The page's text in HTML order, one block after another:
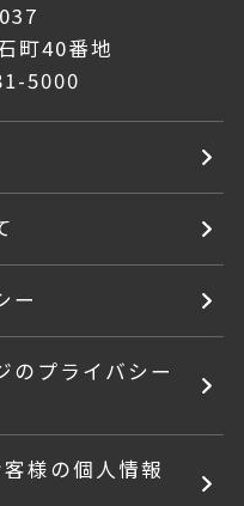
町40番地
5000
ー
のプライバシー
様の個人情報